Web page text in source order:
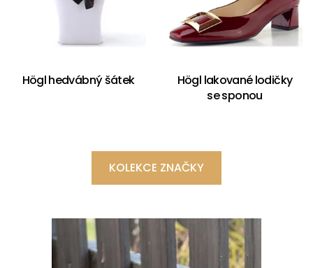
Högl hedvábný šátek
Högl lakované lodičky
se sponou
KOLEKCE ZNAČKY